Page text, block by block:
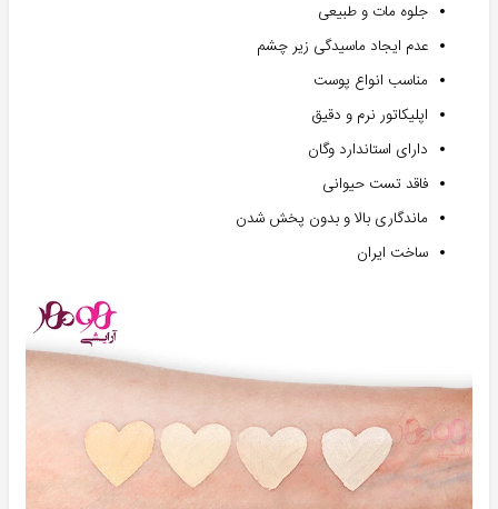
جلوه مات و طبیعی
عدم ایجاد ماسیدگی زیر چشم
مناسب انواع پوست
اپلیکاتور نرم و دقیق
دارای استاندارد وگان
فاقد تست حیوانی
ماندگاری بالا و بدون پخش شدن
ساخت ایران